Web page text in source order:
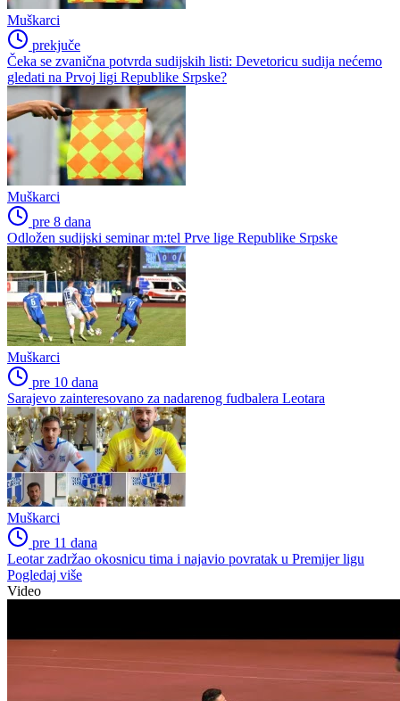
Muškarci
prekjuče
Čeka se zvanična potvrda sudijskih listi: Devetoricu sudija nećemo
gledati na Prvoj ligi Republike Srpske?
Muškarci
pre 8 dana
Odložen sudijski seminar m:tel Prve lige Republike Srpske
Muškarci
pre 10 dana
Sarajevo zainteresovano za nadarenog fudbalera Leotara
Muškarci
pre 11 dana
Leotar zadržao okosnicu tima i najavio povratak u Premijer ligu
Pogledaj više
Video